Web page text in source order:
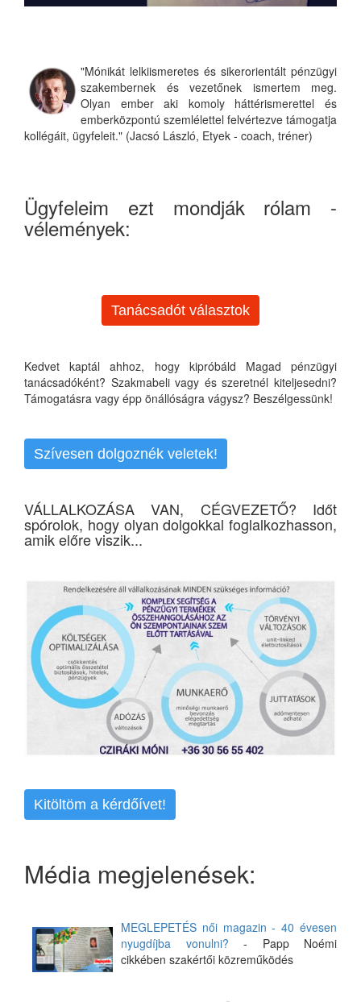
"Mónikát lelkiismeretes és sikerorientált pénzügyi
szakembernek és vezetőnek ismertem meg.
Olyan ember aki komoly háttérismerettel és
emberközpontú szemlélettel felvértezve támogatja
kollégáit, ügyfeleit." (Jacsó László, Etyek - coach, tréner)
Ügyfeleim ezt mondják rólam -
vélemények:
Tanácsadót választok
Kedvet kaptál ahhoz, hogy kipróbáld Magad pénzügyi
tanácsadóként? Szakmabeli vagy és szeretnél kiteljesedni?
Támogatásra vagy épp önállóságra vágysz? Beszélgessünk!
Szívesen dolgoznék veletek!
VÁLLALKOZÁSA VAN, CÉGVEZETŐ? Időt
spórolok, hogy olyan dolgokkal foglalkozhasson,
amik előre viszik...
Kitöltöm a kérdőívet!
Média megjelenések:
MEGLEPETÉS női magazin - 40 évesen
nyugdíjba vonulni? - Papp Noémi
cikkében szakértői közreműködés